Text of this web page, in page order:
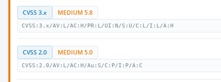
CVSS 3.x MEDIUM 5.8
CVSS:3.x/AV:L/AC:H/PR:L/UI:N/S:U/C:L/I:L/A:H
CVSS 2.0 MEDIUM 5.0
CVSS:2.0/AV:L/AC:H/Au:S/C:P/I:P/A:C